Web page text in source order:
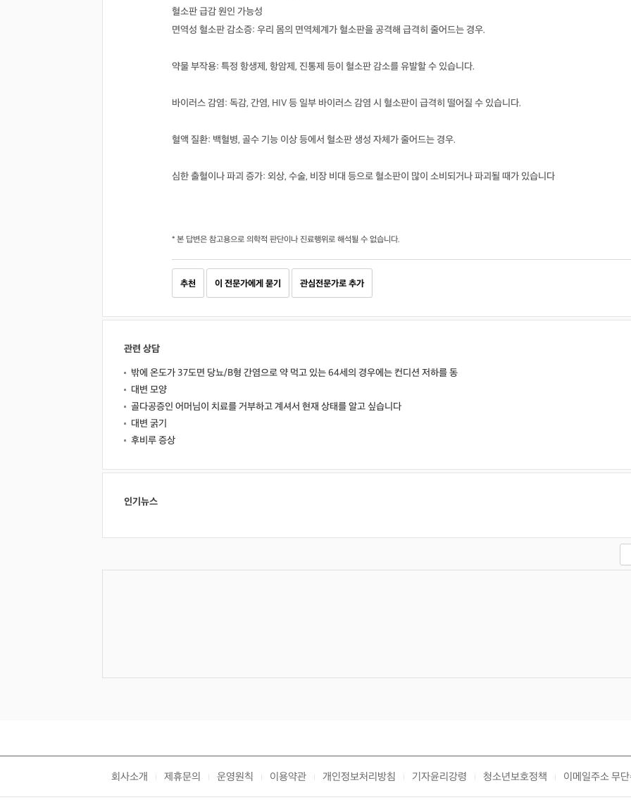
혈소판 급감 원인 가능성
면역성 혈소판 감소증: 우리 몸의 면역체계가 혈소판을 공격해 급격히 줄어드는 경우.
약물 부작용: 특정 항생제, 항암제, 진통제 등이 혈소판 감소를 유발할 수 있습니다.
바이러스 감염: 독감, 간염, HIV 등 일부 바이러스 감염 시 혈소판이 급격히 떨어질 수 있습니다.
혈액 질환: 백혈병, 골수 기능 이상 등에서 혈소판 생성 자체가 줄어드는 경우.
심한 출혈이나 파괴 증가: 외상, 수술, 비장 비대 등으로 혈소판이 많이 소비되거나 파괴될 때가 있습니다
* 본 답변은 참고용으로 의학적 판단이나 진료행위로 해석될 수 없습니다.
추천 이 전문가에게 묻기 관심전문가로 추가
관련 상담
밖에 온도가 37도면 당뇨/B형 간염으로 약 먹고 있는 64세의 경우에는 컨디션 저하를 동
대변 모양
골다공증인 어머님이 치료를 거부하고 계셔서 현재 상태를 알고 싶습니다
대변 굵기
후비루 증상
인기뉴스
회사소개 제휴문의 운영원칙 이용약관 개인정보처리방침 기자윤리강령 청소년보호정책 이메일주소 무